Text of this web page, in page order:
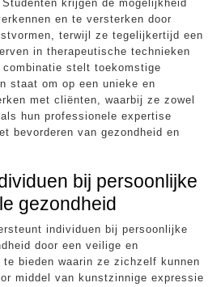
krijgen de mogelijkheid
en te versterken door
terwijl ze tegelijkertijd een
in therapeutische technieken
combinatie stelt toekomstige
staat om op een unieke en
met cliënten, waarbij ze zowel
hun professionele expertise
bevorderen van gezondheid en
bij persoonlijke
gezondheid
individuen bij persoonlijke
door een veilige en
bieden waarin ze zichzelf kunnen
middel van kunstzinnige expressie